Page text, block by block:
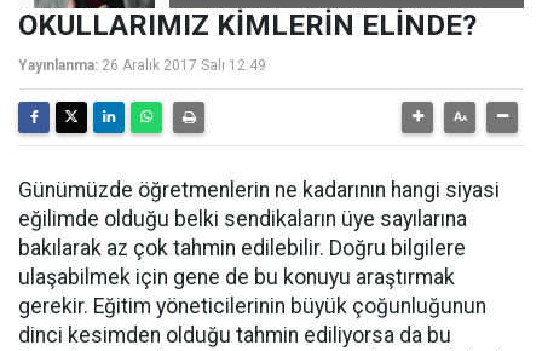
OKULLARIMIZ KİMLERİN ELİNDE?
Yayınlanma: 26 Aralık 2017 Salı 12:49
Günümüzde öğretmenlerin ne kadarının hangi siyasi
eğilimde olduğu belki sendikaların üye sayılarına
bakılarak az çok tahmin edilebilir. Doğru bilgilere
ulaşabilmek için gene de bu konuyu araştırmak
gerekir. Eğitim yöneticilerinin büyük çoğunluğunun
dinci kesimden olduğu tahmin ediliyorsa da bu